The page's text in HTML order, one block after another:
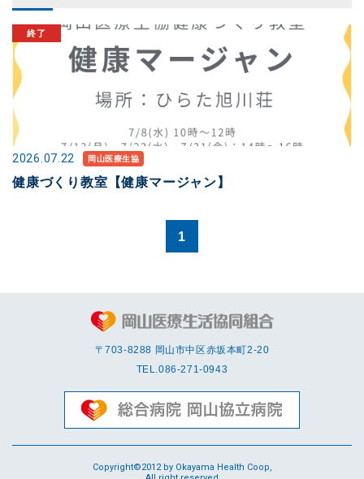
2026.07.22 岡山医療生協
健康づくり教室【健康マージャン】
1
〒703-8288 岡⼭市中区赤坂本町2-20
TEL.086-271-0943
Copyright©2012 by Okayama Health Coop,